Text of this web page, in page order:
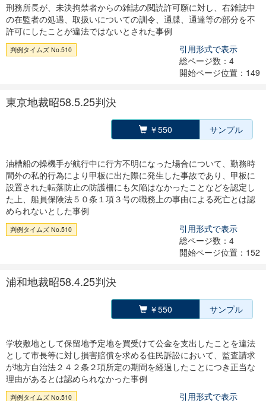
刑務所長が、未決拘禁者からの雑誌の閲読許可願に対し、右雑誌中
の在監者の処遇、取扱いについての訓令、通牒、通達等の部分を不
許可にしたことが違法ではないとされた事例
判例タイムズ No.510
引用形式で表示
総ページ数：4
開始ページ位置：149
東京地裁昭58.5.25判決
￥550 サンプル
油槽船の操機手が航行中に行方不明になった場合について、勤務時
間外の私的行為により甲板に出た際に発生した事故であり、甲板に
設置された転落防止の防護柵にも欠陥はなかったことなどを認定し
た上、船員保険法５０条１項３号の職務上の事由による死亡とは認
められないとした事例
判例タイムズ No.510
引用形式で表示
総ページ数：4
開始ページ位置：152
浦和地裁昭58.4.25判決
￥550 サンプル
学校敷地として保留地予定地を買受けて公金を支出したことを違法
として市長等に対し損害賠償を求める住民訴訟において、監査請求
が地方自治法２４２条２項所定の期間を経過したことにつき正当な
理由があるとは認められなかった事例
判例タイムズ No.510
引用形式で表示